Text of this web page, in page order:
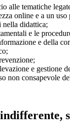
alle tematiche
online e a un
didattica;
e le
e della
e gestione
non consapevole